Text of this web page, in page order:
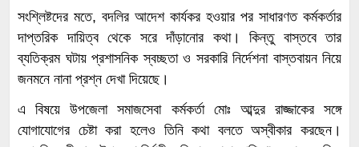
সংশ্লিষ্টদের মতে, বদলির আদেশ কার্যকর হওয়ার পর সাধারণত কর্মকর্তার
দাপ্তরিক দায়িত্ব থেকে সরে দাঁড়ানোর কথা। কিন্তু বাস্তবে তার
ব্যতিক্রম ঘটায় প্রশাসনিক স্বচ্ছতা ও সরকারি নির্দেশনা বাস্তবায়ন নিয়ে
জনমনে নানা প্রশ্ন দেখা দিয়েছে।
এ বিষয়ে উপজেলা সমাজসেবা কর্মকর্তা মোঃ আব্দুর রাজ্জাকের সঙ্গে
যোগাযোগের চেষ্টা করা হলেও তিনি কথা বলতে অস্বীকার করছেন।